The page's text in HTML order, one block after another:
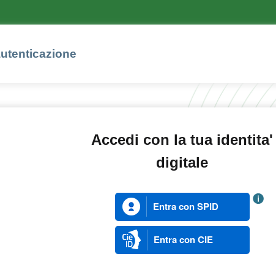
Accedi con la tua identita'
digitale
Entra con SPID
Entra con CIE